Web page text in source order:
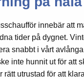
innebär att
tider på dygnet.
snabbt i vårt
inte hunnit ut för att
rätt utrustad för att klara